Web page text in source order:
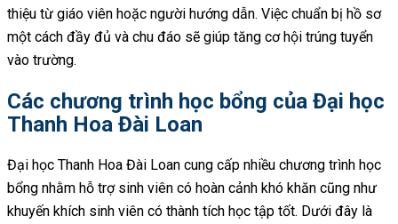
thiệu từ giáo viên hoặc người hướng dẫn. Việc chuẩn bị hồ sơ
một cách đầy đủ và chu đáo sẽ giúp tăng cơ hội trúng tuyển
vào trường.
Các chương trình học bổng của Đại học
Thanh Hoa Đài Loan
Đại học Thanh Hoa Đài Loan cung cấp nhiều chương trình học
bổng nhằm hỗ trợ sinh viên có hoàn cảnh khó khăn cũng như
khuyến khích sinh viên có thành tích học tập tốt. Dưới đây là